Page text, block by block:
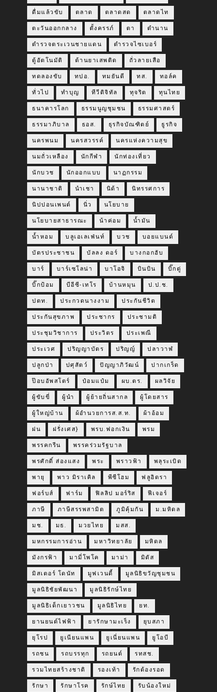
ดื่มแล้วขับ ตลาด ตลาดสด ตลาดไท
ตะวันออกกลาง ตั้งครรภ์ ตา ตำนาน
ตำรวจตระเวนชายแดน ตำรวจไซเบอร์
ตู้อัตโนมัติ ต้านยาเสพติด ถั่วลายเสือ
ทดลองขับ ทปอ. ทมยันตี ทส. ทอล์ค
ทั่วไป ทำบุญ ทีวีดิจิทัล ทุจริต ทุนไทย
ธนาคารโลก ธรรมนูญชุมชน ธรรมศาสตร์
ธรรมาภิบาล ธอส. ธุรกิจบัณฑิตย์ ธูรกิจ
นครพนม นครสวรรค์ นครแห่งความสุข
นมถั่วเหลือง นักกีฬา นักท่องเที่ยว
นักบวช นักออกแบบ นาฏกรรม
นานาชาติ นำเชา นิด้า นิทรรศการ
นิปปอนเพนต์ นิ่ว นโยบาย
นโยบายสาธารณะ น้าค่อม น้ำมัน
น้ำหอม บลูเอเลเฟ่นท์ บวช บอยแบนด์
บัตรประชาชน บัลลง ดอร์ บางกอกฮับ
บาร์ บาร์เซโลน่า บาโอจิ บินบิน บิ๊กตู่
บิ๊กป้อม บีอีซี-เทโร บ้านหมุน ป.ป.ช.
ปตท. ประกวดนางงาม ประกันชีวิต
ประกันสุขภาพ ประชากร ประชามติ
ประชุมวิชาการ ประวิตร ประเพณี
ประเวศ ปริญญาบัตร ปริญญ์ ปลาวาฬ
ปลูกป่า ปศุสัตว์ ปัญญาภิวัฒน์ ปากเกร็ด
ป๊อบอัพสโตร์ ป๋อมแป๋ม ผบ.ตร. ผลวิจัย
ผู้ขับขี่ ผู้นำ ผู้ย้ายถิ่นสากล ผู้โดยสาร
ผู้ใหญ่บ้าน ผ้อำนวยการส.ส.ท. ผ้าอ้อม
ฝน ฝรั่งเศส} พรบ.ฟอกเงิน พรม
พรรคกรีน พรรคร่วมรัฐบาล
พรศักดิ์ ส่องแสง พระ พราวฟ้า พลุระเบิด
พายุ พาว มิราเคิล พีซีโฮม ฟลูอิดรา
ฟอร์บส์ ฟาร์ม ฟิลลิป มอร์ริส ฟีเจอร์
ภาษี ภาษีสรรพสามิต ภูมิคุ้มกัน ม.มหิดล
มช. มธ. มวยไทย มสส.
มหกรรมการอ่าน มหาวิทยาลัย มหิดล
มังกรฟ้า มามี่โพโค มาม่า มิดัส
มิสเตอร์ โดนัท มูฟเวนดี้ มูลนิธิขวัญชุมชน
มูลนิธิชัยพัฒนา มูลนิธิรักษ์ไทย
มูลนิธิเด็กเยาวชน มูลนิธิไทย ยท.
ยานยนต์ไฟฟ้า ยารักษามะเร็ง ยุบสภา
ยุโรป ยูเนียนแพน ยูเนี่ยนแพน ยูโอบี
รถชน รถบรรทุก รถยนต์ รทสช.
รวมไทยสร้างชาติ รองเท้า รักต้องรอด
รักษา รักษาโรค รักษ์ไทย รับน้องใหม่